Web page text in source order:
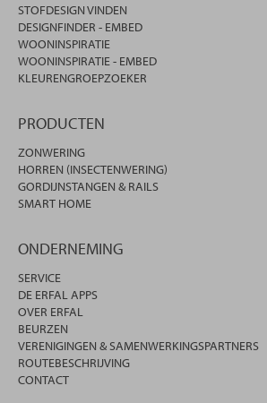
STOFDESIGN VINDEN
DESIGNFINDER - EMBED
WOONINSPIRATIE
WOONINSPIRATIE - EMBED
KLEURENGROEPZOEKER
PRODUCTEN
ZONWERING
HORREN (INSECTENWERING)
GORDIJNSTANGEN & RAILS
SMART HOME
ONDERNEMING
SERVICE
DE ERFAL APPS
OVER ERFAL
BEURZEN
VERENIGINGEN & SAMENWERKINGSPARTNERS
ROUTEBESCHRIJVING
CONTACT